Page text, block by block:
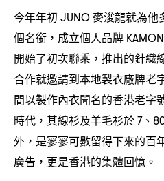
今年年初 JUNO麥浚龍就為他
個名銜 ， 成立個人品牌
開始了初次聯乘 ， 推出的針織
合作就邀請到本地製衣廠牌老
間以製作內衣聞名的香港老字
時代 ， 其線衫及羊毛衫於7、
外 ， 是寥寥可數留得下來的百
廣告 ， 更是香港的集體回憶。